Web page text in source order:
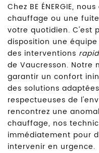
Chez BE ÉNERGIE,
chauffage ou une
votre quotidien. C'est
disposition une
des interventions
de Vaucresson. Notre
garantir un confort
des solutions
respectueuses de
rencontrez une
chauffage, nos
immédiatement pour
intervenir en urgence.